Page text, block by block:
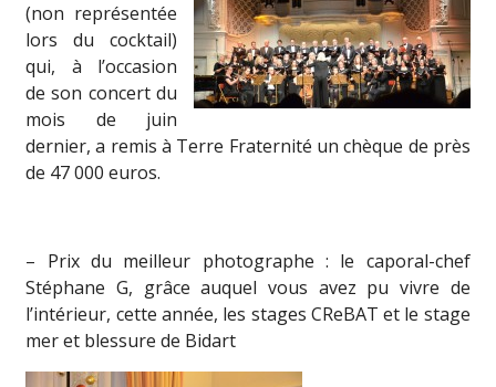
(non représentée
lors du cocktail)
qui, à l’occasion
de son concert du
mois de juin
dernier, a remis à Terre Fraternité un chèque de près
de 47 000 euros.
– Prix du meilleur photographe : le caporal-chef
Stéphane G, grâce auquel vous avez pu vivre de
l’intérieur, cette année, les stages CReBAT et le stage
mer et blessure de Bidart